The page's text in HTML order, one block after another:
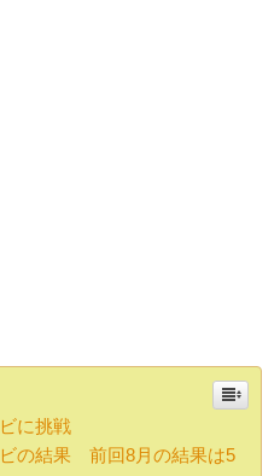
に挑戦
の結果 前回8月の結果は5